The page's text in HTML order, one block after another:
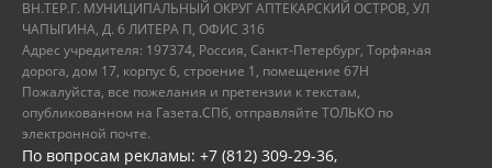
ВН.ТЕР.Г. МУНИЦИПАЛЬНЫЙ ОКРУГ АПТЕКАРСКИЙ ОСТРОВ, УЛ
ЧАПЫГИНА, Д. 6 ЛИТЕРА П, ОФИС 316
Адрес учредителя: 197374, Россия, Санкт-Петербург, Торфяная
дорога, дом 17, корпус 6, строение 1, помещение 67Н
Пожалуйста, все пожелания и претензии к текстам,
опубликованном на Газета.СПб, отправляйте ТОЛЬКО по
электронной почте.
По вопросам рекламы: +7 (812) 309-29-36,